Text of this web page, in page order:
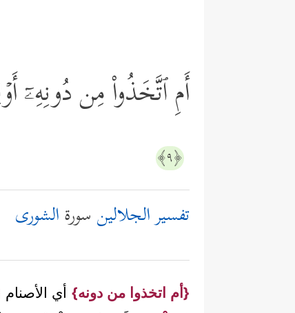
أَمِ ٱتَّخَذُواْ مِن دُونِهِۦۤ
﴿٩﴾
تفسير الجلالين سورةالشورى
{أم اتخذوا من دونه}أي الأصنام